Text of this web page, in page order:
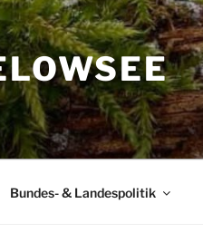
Bundes- & Landespolitik